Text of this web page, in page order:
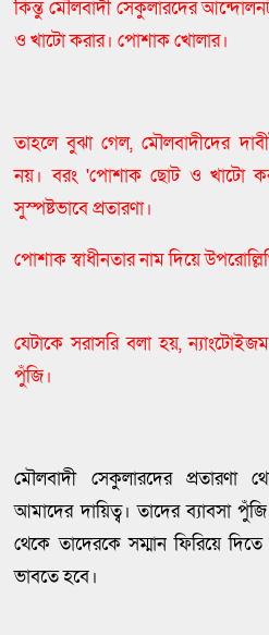
কিন্তু মৌলবাদী সেকুলারদের
ও খাটো করার। পোশাক খোলার।
তাহলে বুঝা গেল, মৌলবাদীদের
নয়। বরং 'পোশাক ছোট ও খাটো
সুস্পষ্টভাবে প্রতারণা।
পোশাক স্বাধীনতার নাম দিয়ে
যেটাকে সরাসরি বলা হয়,
পুঁজি।
মৌলবাদী সেকুলারদের প্রতারণা
আমাদের দায়িত্ব। তাদের ব্যাবসা
থেকে তাদেরকে সম্মান ফিরিয়ে
ভাবতে হবে।